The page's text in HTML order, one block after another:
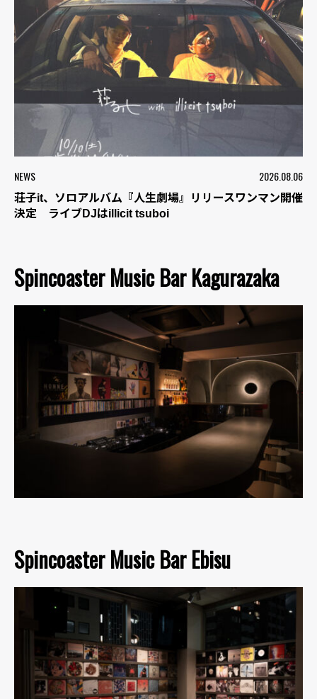
NEWS 2026.08.06
荘子it、ソロアルバム『人生劇場』リリースワンマン開催
決定 ライブDJはillicit tsuboi
Spincoaster Music Bar Kagurazaka
Spincoaster Music Bar Ebisu